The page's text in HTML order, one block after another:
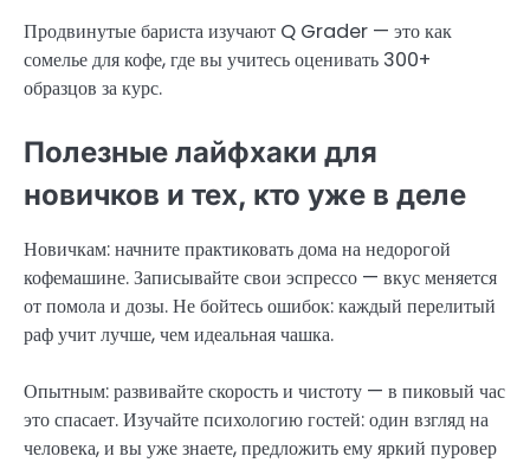
Продвинутые бариста изучают Q Grader — это как
сомелье для кофе, где вы учитесь оценивать 300+
образцов за курс.
Полезные лайфхаки для
новичков и тех, кто уже в деле
Новичкам: начните практиковать дома на недорогой
кофемашине. Записывайте свои эспрессо — вкус меняется
от помола и дозы. Не бойтесь ошибок: каждый перелитый
раф учит лучше, чем идеальная чашка.
Опытным: развивайте скорость и чистоту — в пиковый час
это спасает. Изучайте психологию гостей: один взгляд на
человека, и вы уже знаете, предложить ему яркий пуровер